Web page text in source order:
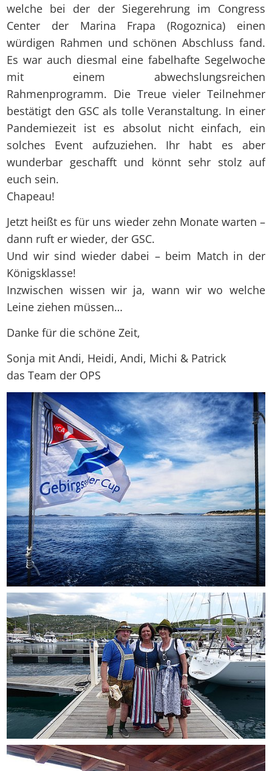
welche bei der der Siegerehrung im Congress
Center der Marina Frapa (Rogoznica) einen
würdigen Rahmen und schönen Abschluss fand.
Es war auch diesmal eine fabelhafte Segelwoche
mit einem abwechslungsreichen
Rahmenprogramm. Die Treue vieler Teilnehmer
bestätigt den GSC als tolle Veranstaltung. In einer
Pandemiezeit ist es absolut nicht einfach, ein
solches Event aufzuziehen. Ihr habt es aber
wunderbar geschafft und könnt sehr stolz auf
euch sein.
Chapeau!
Jetzt heißt es für uns wieder zehn Monate warten –
dann ruft er wieder, der GSC.
Und wir sind wieder dabei – beim Match in der
Königsklasse!
Inzwischen wissen wir ja, wann wir wo welche
Leine ziehen müssen…
Danke für die schöne Zeit,
Sonja mit Andi, Heidi, Andi, Michi & Patrick
das Team der OPS